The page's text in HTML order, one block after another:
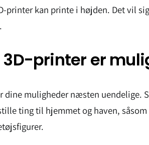
printer kan printe i højden. Det vil
3D-printer er
dine muligheder næsten uendelige.
ting til hjemmet og haven,